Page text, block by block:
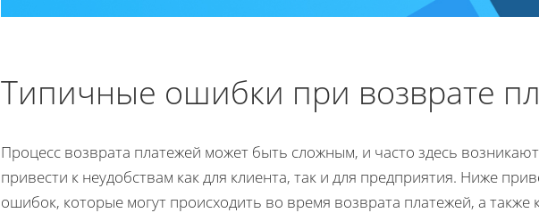
Типичные ошибки при возврате
Процесс возврата платежей может быть сложным, и часто здесь
привести к неудобствам как для клиента, так и для предприятия. Ниже
ошибок, которые могут происходить во время возврата платежей, а также